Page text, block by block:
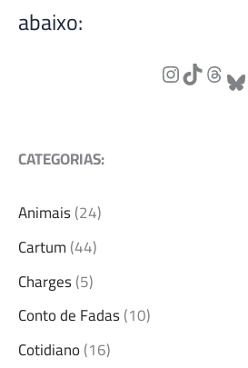
abaixo:
CATEGORIAS:
Animais(24)
Cartum(44)
Charges(5)
Conto de Fadas(10)
Cotidiano(16)